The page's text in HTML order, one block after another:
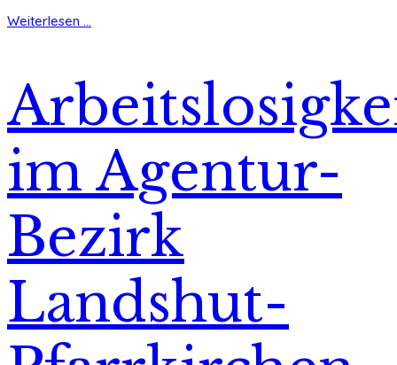
Weiterlesen ...
im Agentur-
Bezirk
Landshut-